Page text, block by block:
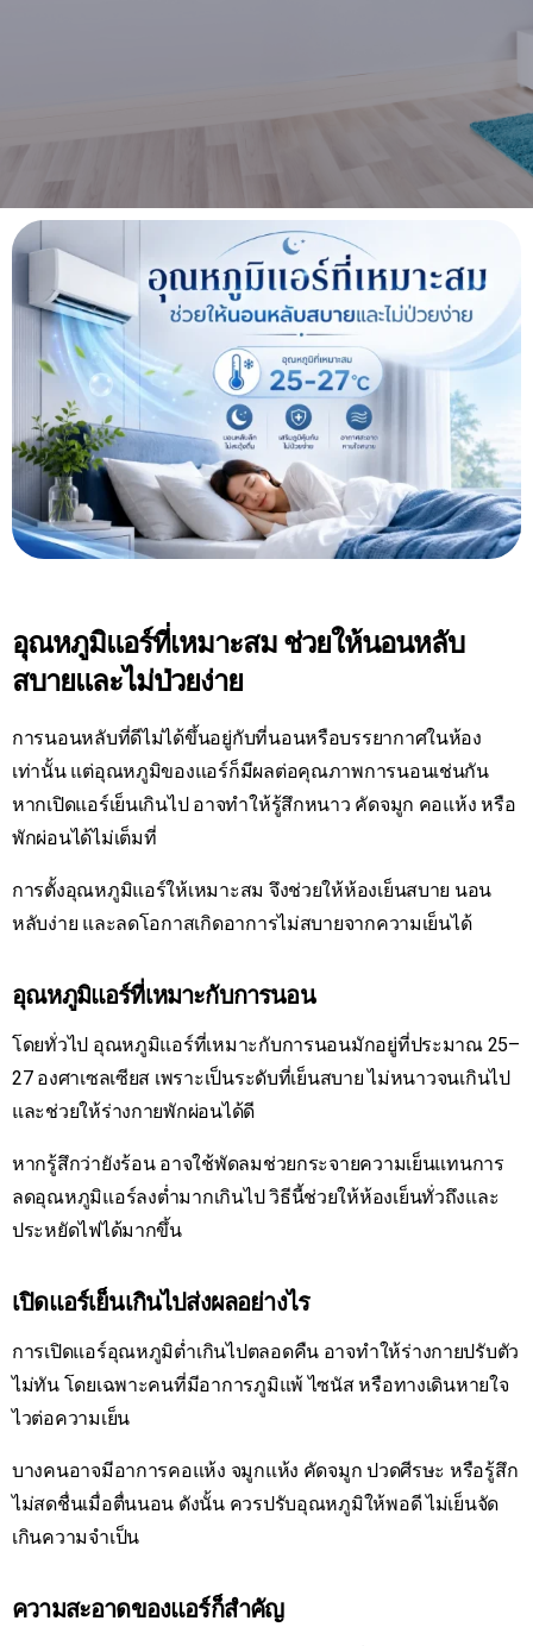
อุณหภูมิแอร์ที่เหมาะสม ช่วยให้นอนหลับ
สบายและไม่ป่วยง่าย
การนอนหลับที่ดีไม่ได้ขึ้นอยู่กับที่นอนหรือบรรยากาศในห้อง
เท่านั้น แต่อุณหภูมิของแอร์ก็มีผลต่อคุณภาพการนอนเช่นกัน
หากเปิดแอร์เย็นเกินไป อาจทำให้รู้สึกหนาว คัดจมูก คอแห้ง หรือ
พักผ่อนได้ไม่เต็มที่
การตั้งอุณหภูมิแอร์ให้เหมาะสม จึงช่วยให้ห้องเย็นสบาย นอน
หลับง่าย และลดโอกาสเกิดอาการไม่สบายจากความเย็นได้
อุณหภูมิแอร์ที่เหมาะกับการนอน
โดยทั่วไป อุณหภูมิแอร์ที่เหมาะกับการนอนมักอยู่ที่ประมาณ 25–
27 องศาเซลเซียส เพราะเป็นระดับที่เย็นสบาย ไม่หนาวจนเกินไป
และช่วยให้ร่างกายพักผ่อนได้ดี
หากรู้สึกว่ายังร้อน อาจใช้พัดลมช่วยกระจายความเย็นแทนการ
ลดอุณหภูมิแอร์ลงต่ำมากเกินไป วิธีนี้ช่วยให้ห้องเย็นทั่วถึงและ
ประหยัดไฟได้มากขึ้น
เปิดแอร์เย็นเกินไปส่งผลอย่างไร
การเปิดแอร์อุณหภูมิต่ำเกินไปตลอดคืน อาจทำให้ร่างกายปรับตัว
ไม่ทัน โดยเฉพาะคนที่มีอาการภูมิแพ้ ไซนัส หรือทางเดินหายใจ
ไวต่อความเย็น
บางคนอาจมีอาการคอแห้ง จมูกแห้ง คัดจมูก ปวดศีรษะ หรือรู้สึก
ไม่สดชื่นเมื่อตื่นนอน ดังนั้น ควรปรับอุณหภูมิให้พอดี ไม่เย็นจัด
เกินความจำเป็น
ความสะอาดของแอร์ก็สำคัญ